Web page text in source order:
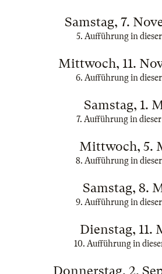
Samstag, 7.
5. Aufführung in
Mittwoch, 11.
6. Aufführung in
Samstag, 1.
7. Aufführung in
Mittwoch, 5.
8. Aufführung in
Samstag, 8.
9. Aufführung in
Dienstag, 11.
10. Aufführung in
Donnerstag, 2.